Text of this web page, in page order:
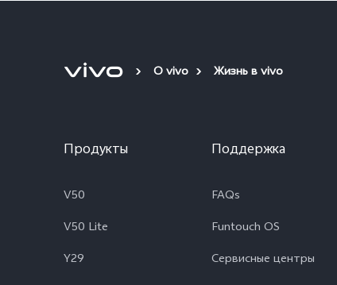
О vivo Жизнь в vivo
Продукты
V50
V50 Lite
Y29
Поддержка
FAQs
Funtouch OS
Сервисные центры